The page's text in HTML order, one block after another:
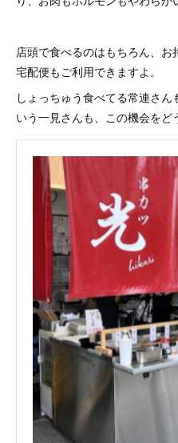
店頭で食べるのはもちろん、
宅配便もご利用できますよ。
しょっちゅう食べてる常連さ
いう一見さんも、この機会をど